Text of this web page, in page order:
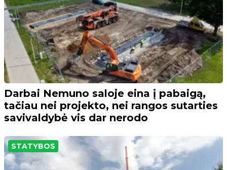
Darbai Nemuno saloje eina į pabaigą,
tačiau nei projekto, nei rangos sutarties
savivaldybė vis dar nerodo
STATYBOS